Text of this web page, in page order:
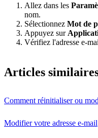
Allez dans les
nom.
Sélectionnez Mot de
Appuyez sur
Vérifiez l'adresse e-
Articles
Comment réinitialiser ou
Modifier votre adresse e-mail